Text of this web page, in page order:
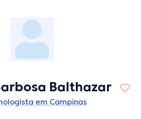
Balthazar
em Campinas